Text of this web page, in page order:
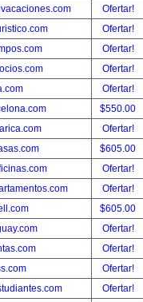
Ofertar!
Ofertar!
Ofertar!
Ofertar!
Ofertar!
$550.00
Ofertar!
$605.00
Ofertar!
Ofertar!
$605.00
Ofertar!
Ofertar!
Ofertar!
Ofertar!